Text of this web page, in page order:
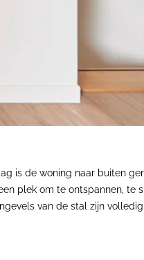
is de woning naar buiten
plek om te ontspannen, te
van de stal zijn